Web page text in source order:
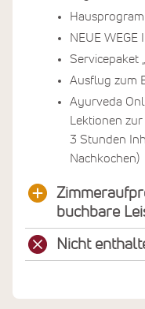
NEUE
Servicepaket
Ausflug zum
Ayurveda
Lektionen
3 Stunden
Nachkochen)
buchbare
Nicht